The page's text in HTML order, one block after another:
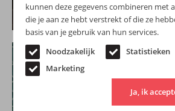
kunnen deze gegevens combineren met
die je aan ze hebt verstrekt of die ze
basis van je gebruik van hun services.
Noodzakelijk
Statistieken
Marketing
Ja, ik